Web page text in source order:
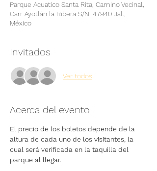
Parque Acuatico Santa Rita, Camino Vecinal,
Carr Ayotlán la Ribera S/N, 47940 Jal.,
México
Invitados
Ver todos
Acerca del evento
El precio de los boletos depende de la
altura de cada uno de los visitantes, la
cual será verificada en la taquilla del
parque al llegar.